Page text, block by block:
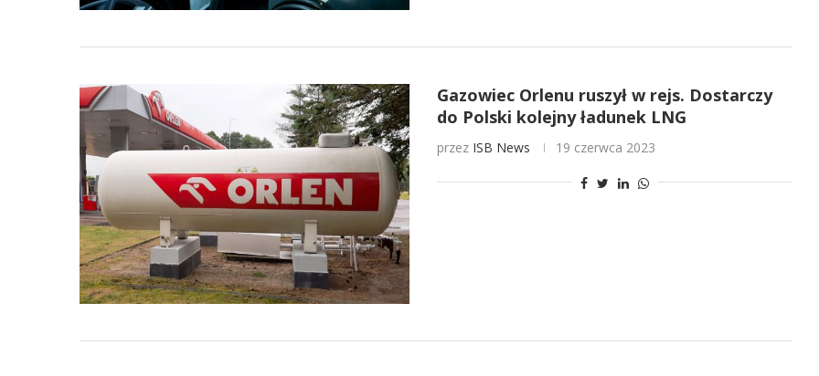
Gazowiec Orlenu ruszył w rejs. Dostarczy
do Polski kolejny ładunek LNG
przez ISB News 19 czerwca 2023